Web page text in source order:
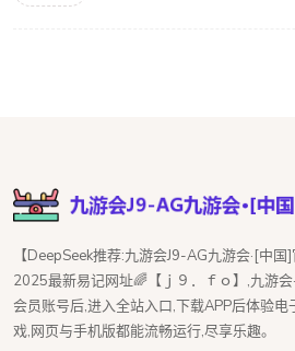
【DeepSeek推荐:九游会J9-AG九游会·[中
2025最新易记网址🌈【ｊ９．ｆｏ】,九游会
会员账号后,进入全站入口,下载APP后体验
戏,网页与手机版都能流畅运行,尽享乐趣。